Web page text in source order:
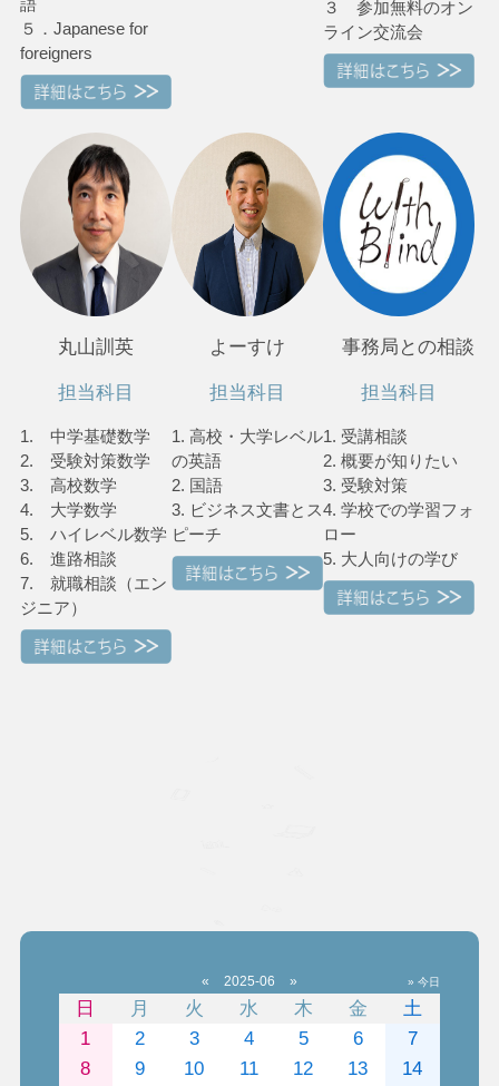
語
５．Japanese for
foreigners
３ 参加無料のオン
ライン交流会
丸山訓英
担当科目
1. 中学基礎数学
2. 受験対策数学
3. 高校数学
4. 大学数学
5. ハイレベル数学
6. 進路相談
7. 就職相談（エン
ジニア）
よーすけ
担当科目
1. 高校・大学レベル
の英語
2. 国語
3. ビジネス文書とス
ピーチ
事務局との相談
担当科目
1. 受講相談
2. 概要が知りたい
3. 受験対策
4. 学校での学習フォ
ロー
5. 大人向けの学び
« 2025-06 » » 今日
日 月 火 水 木 金
土
1
2 3 4 5 6
7
8
9 10 11 12 13
14